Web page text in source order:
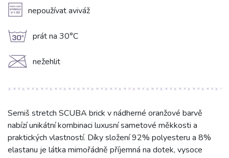
A nepoužívat aviváž
g prát na 30°C
C nežehlit
Semiš stretch SCUBA brick v nádherné oranžové barvě
nabízí unikátní kombinaci luxusní sametové měkkosti a
praktických vlastností. Díky složení 92% polyesteru a 8%
elastanu je látka mimořádně příjemná na dotek, vysoce